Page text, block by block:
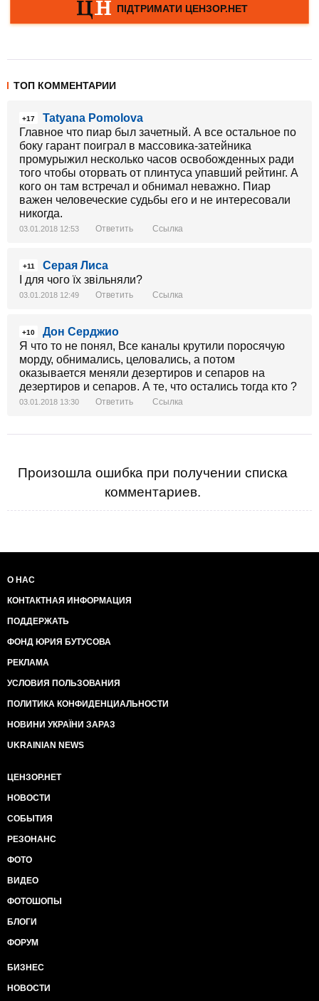
ТОП КОММЕНТАРИИ
+17
Tatyana Pomolova
Главное что пиар был зачетный. А все остальное по
боку гарант поиграл в массовика-затейника
промурыжил несколько часов освобожденных ради
того чтобы оторвать от плинтуса упавший рейтинг. А
кого он там встречал и обнимал неважно. Пиар
важен человеческие судьбы его и не интересовали
никогда.
03.01.2018 12:53 Ответить Ссылка
+11
Серая Лиса
І для чого їх звільняли?
03.01.2018 12:49 Ответить Ссылка
+10
Дон Серджио
Я что то не понял, Все каналы крутили поросячую
морду, обнимались, целовались, а потом
оказывается меняли дезертиров и сепаров на
дезертиров и сепаров. А те, что остались тогда кто ?
03.01.2018 13:30 Ответить Ссылка
Произошла ошибка при получении списка
комментариев.
О НАС
КОНТАКТНАЯ ИНФОРМАЦИЯ
ПОДДЕРЖАТЬ
ФОНД ЮРИЯ БУТУСОВА
РЕКЛАМА
УСЛОВИЯ ПОЛЬЗОВАНИЯ
ПОЛИТИКА КОНФИДЕНЦИАЛЬНОСТИ
НОВИНИ УКРАЇНИ ЗАРАЗ
UKRAINIAN NEWS
ЦЕНЗОР.НЕТ
НОВОСТИ
СОБЫТИЯ
РЕЗОНАНС
ФОТО
ВИДЕО
ФОТОШОПЫ
БЛОГИ
ФОРУМ
БИЗНЕС
НОВОСТИ